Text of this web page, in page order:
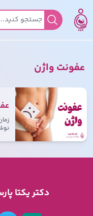
جستجو برای:
عفونت واژن
دکتر یکتا